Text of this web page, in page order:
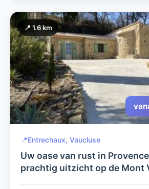
📍 1.6 km
📍Entrechaux, Vaucluse
Uw oase van rust in
prachtig uitzicht op de Mont